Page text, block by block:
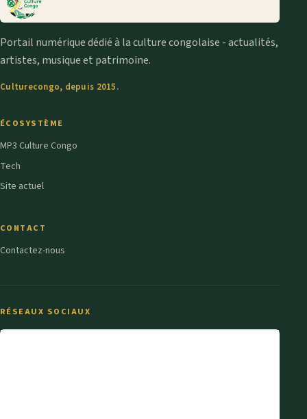
Portail numérique dédié à la culture congolaise - actualités,
artistes, musique et patrimoine.
Culturecongo, depuis 2015.
ÉCOSYSTÈME
MP3 Culture Congo
Tech
Site actuel
CONTACT
Contactez-nous
RÉSEAUX SOCIAUX